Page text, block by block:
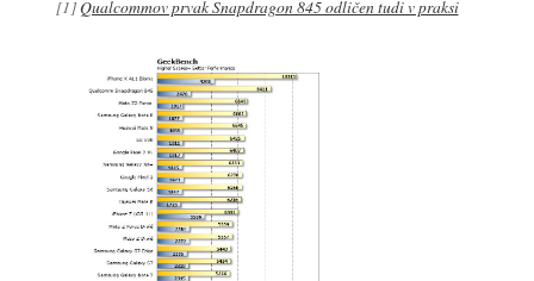
[1]Qualcommov prvak Snapdragon 845 odličen tudi v praksi